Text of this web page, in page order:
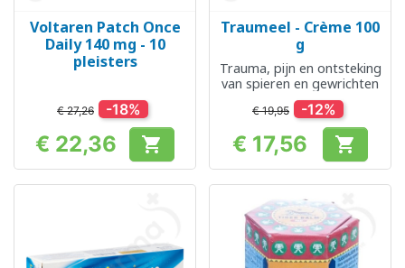
Voltaren Patch Once
Daily 140 mg - 10
pleisters
€ 27,26 -18%
Prijs
€ 22,36 
Traumeel - Crème 100
g
Trauma, pijn en ontsteking
van spieren en gewrichten
€ 19,95 -12%
Prijs
€ 17,56 